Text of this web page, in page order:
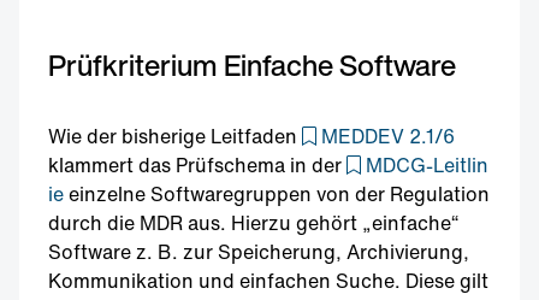
Prüfkriterium Einfache Software
Wie der bisherige Leitfaden
MEDDEV 2.1/6
klammert das Prüfschema in der
MDCG-Leitlin
ieeinzelne Softwaregruppen von der Regulation
durch die MDR aus. Hierzu gehört „einfache“
Software z. B. zur Speicherung, Archivierung,
Kommunikation und einfachen Suche. Diese gilt